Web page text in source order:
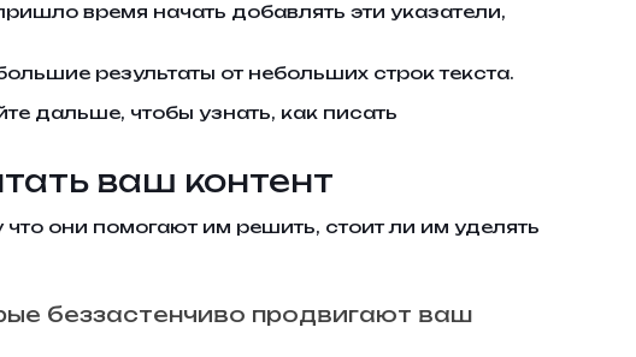
время начать добавлять эти указатели,
результаты от небольших строк текста.
дальше, чтобы узнать, как писать
ваш контент
они помогают им решить, стоит ли им уделять
беззастенчиво продвигают ваш